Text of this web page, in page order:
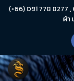
(+66) 091 778 8277 ,
ผ้า